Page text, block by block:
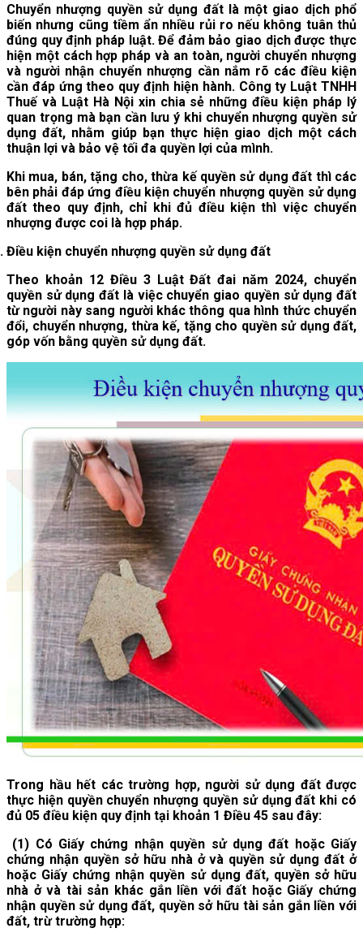
Chuyển nhượng quyền sử dụng đất là một giao dịch phổ
biến nhưng cũng tiềm ẩn nhiều rủi ro nếu không tuân thủ
đúng quy định pháp luật. Để đảm bảo giao dịch được thực
hiện một cách hợp pháp và an toàn, người chuyển nhượng
và người nhận chuyển nhượng cần nắm rõ các điều kiện
cần đáp ứng theo quy định hiện hành. Công ty Luật TNHH
Thuế và Luật Hà Nội xin chia sẻ những điều kiện pháp lý
quan trọng mà bạn cần lưu ý khi chuyển nhượng quyền sử
dụng đất, nhằm giúp bạn thực hiện giao dịch một cách
thuận lợi và bảo vệ tối đa quyền lợi của mình.
Khi mua, bán, tặng cho, thừa kế quyền sử dụng đất thì các
bên phải đáp ứng điều kiện chuyển nhượng quyền sử dụng
đất theo quy định, chỉ khi đủ điều kiện thì việc chuyển
nhượng được coi là hợp pháp.
Điều kiện chuyển nhượng quyền sử dụng đất
Theo khoản 12 Điều 3 Luật Đất đai năm 2024, chuyển
quyền sử dụng đất là việc chuyển giao quyền sử dụng đất
từ người này sang người khác thông qua hình thức chuyển
đổi, chuyển nhượng, thừa kế, tặng cho quyền sử dụng đất,
góp vốn bằng quyền sử dụng đất.
Trong hầu hết các trường hợp, người sử dụng đất được
thực hiện quyền chuyển nhượng quyền sử dụng đất khi có
đủ 05 điều kiện quy định tại khoản 1 Điều 45 sau đây:
(1) Có Giấy chứng nhận quyền sử dụng đất hoặc Giấy
chứng nhận quyền sở hữu nhà ở và quyền sử dụng đất ở
hoặc Giấy chứng nhận quyền sử dụng đất, quyền sở hữu
nhà ở và tài sản khác gắn liền với đất hoặc Giấy chứng
nhận quyền sử dụng đất, quyền sở hữu tài sản gắn liền với
đất, trừ trường hợp: